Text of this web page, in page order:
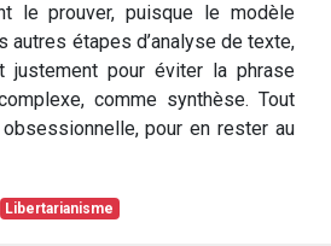
le prouver, puisque le modèle
autres étapes d’analyse de texte,
justement pour éviter la phrase
comme synthèse. Tout
pour en rester au
Libertarianisme